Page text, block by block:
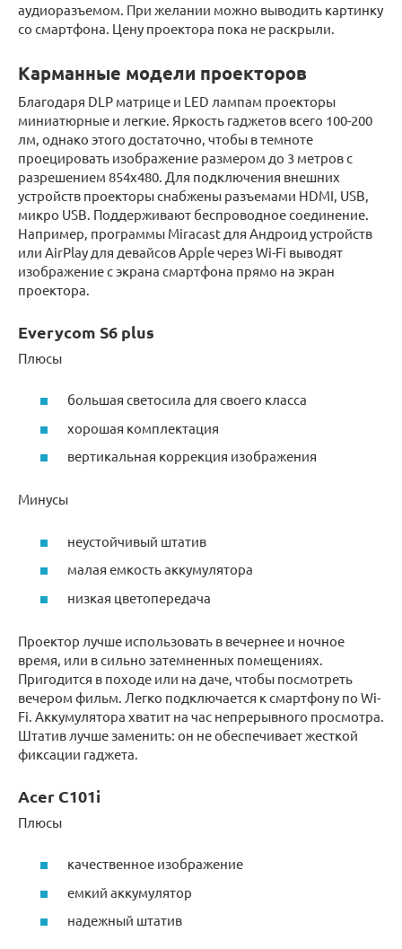
аудиоразъемом. При желании можно выводить картинку
со смартфона. Цену проектора пока не раскрыли.
Карманные модели проекторов
Благодаря DLP матрице и LED лампам проекторы
миниатюрные и легкие. Яркость гаджетов всего 100-200
лм, однако этого достаточно, чтобы в темноте
проецировать изображение размером до 3 метров с
разрешением 854х480. Для подключения внешних
устройств проекторы снабжены разъемами HDMI, USB,
микро USB. Поддерживают беспроводное соединение.
Например, программы Miracast для Андроид устройств
или AirPlay для девайсов Apple через Wi-Fi выводят
изображение с экрана смартфона прямо на экран
проектора.
Everycom S6 plus
Плюсы
большая светосила для своего класса
хорошая комплектация
вертикальная коррекция изображения
Минусы
неустойчивый штатив
малая емкость аккумулятора
низкая цветопередача
Проектор лучше использовать в вечернее и ночное
время, или в сильно затемненных помещениях.
Пригодится в походе или на даче, чтобы посмотреть
вечером фильм. Легко подключается к смартфону по Wi-
Fi. Аккумулятора хватит на час непрерывного просмотра.
Штатив лучше заменить: он не обеспечивает жесткой
фиксации гаджета.
Acer C101i
Плюсы
качественное изображение
емкий аккумулятор
надежный штатив